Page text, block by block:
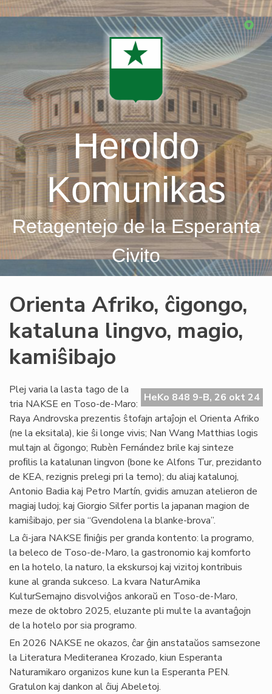
Skip
Heroldo
Komunikas
Retagentejo de la Esperanta
Civito
Orienta Afriko, ĉigongo,
kataluna lingvo, magio,
kamiŝibajo
HeKo 848 9-B, 26 okt 24
Plej varia la lasta tago de la
tria NAKSE en Toso-de-Maro:
Raya Androvska prezentis ŝtofajn artaĵojn el Orienta Afriko
(ne la eksitala), kie ŝi longe vivis; Nan Wang Matthias logis
multajn al ĉigongo; Rubèn Fernández brile kaj sinteze
proﬁlis la katalunan lingvon (bone ke Alfons Tur, prezidanto
de KEA, rezignis prelegi pri la temo); du aliaj katalunoj,
Antonio Badia kaj Petro Martín, gvidis amuzan atelieron de
magiaj ludoj; kaj Giorgio Silfer portis la japanan magion de
kamiŝibajo, per sia “Gvendolena la blanke-brova”.
La ĉi-jara NAKSE ﬁniĝis per granda kontento: la programo,
la beleco de Toso-de-Maro, la gastronomio kaj komforto
en la hotelo, la naturo, la ekskursoj kaj vizitoj kontribuis
kune al granda sukceso. La kvara NaturAmika
KulturSemajno disvolviĝos ankoraŭ en Toso-de-Maro,
meze de oktobro 2025, eluzante pli multe la avantaĝojn
de la hotelo por sia programo.
En 2026 NAKSE ne okazos, ĉar ĝin anstataŭos samsezone
la Literatura Mediteranea Krozado, kiun Esperanta
Naturamikaro organizos kune kun la Esperanta PEN.
Gratulon kaj dankon al ĉiuj Abeletoj.